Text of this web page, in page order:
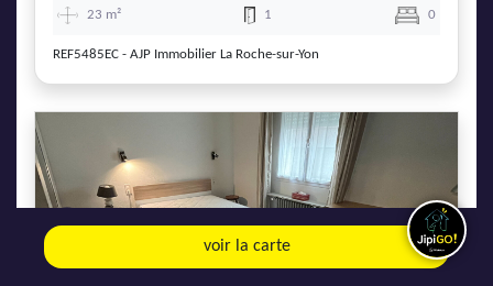
23 m² 1 0
REF5485EC - AJP Immobilier La Roche-sur-Yon
Next
voir la carte